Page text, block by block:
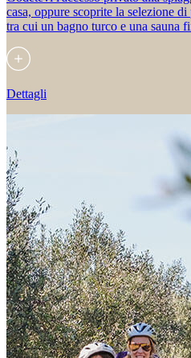
casa, oppure scoprite la selezione
tra cui un bagno turco e una sauna
Dettagli